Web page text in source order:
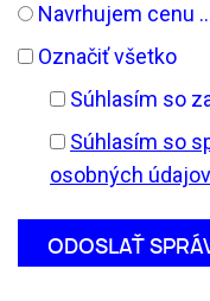
Navrhujem cenu
Označiť všetko
Súhlasím so
Súhlasím so
osobných údajov